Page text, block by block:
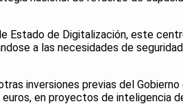
Estado de Digitalización, este
a las necesidades de
inversiones previas del
en proyectos de inteligencia